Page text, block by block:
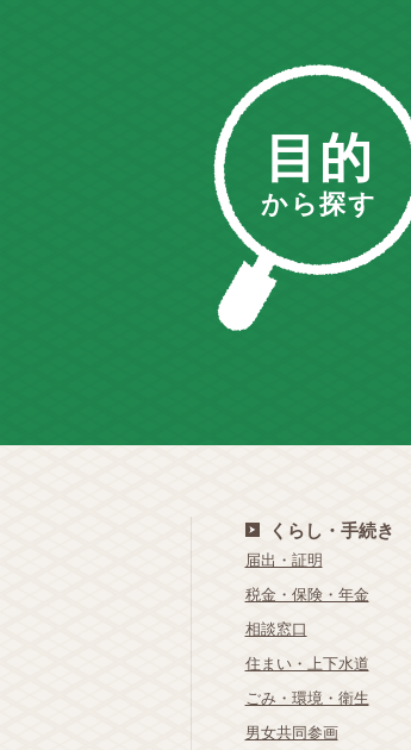
目的
から探す
くらし・手続き
届出・証明
税金・保険・年金
相談窓口
住まい・上下水道
ごみ・環境・衛生
男女共同参画